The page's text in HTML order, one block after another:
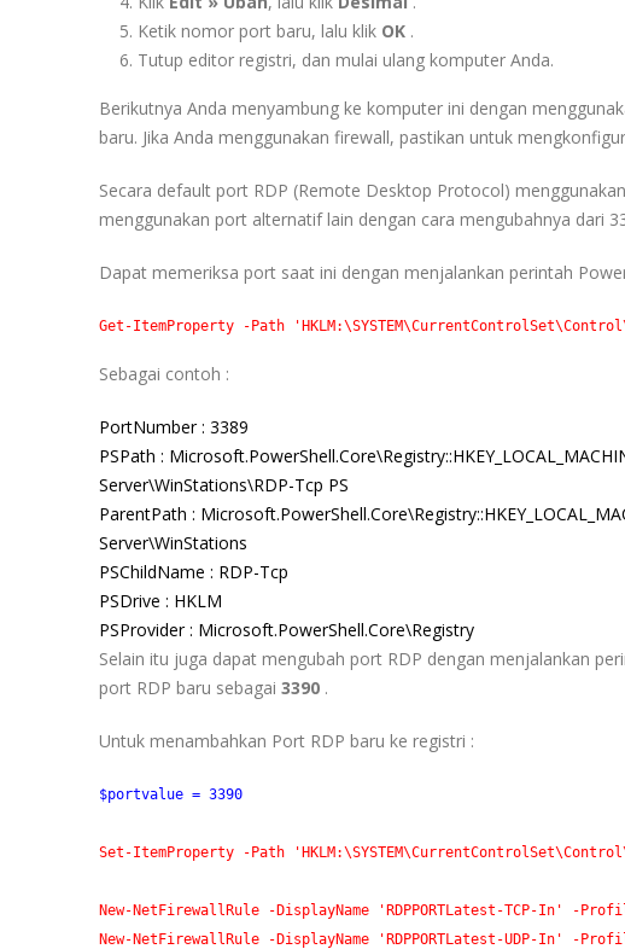
Ketik nomor port baru, lalu klik OK .
Tutup editor registri, dan mulai ulang komputer Anda.
Berikutnya Anda menyambung ke komputer ini dengan
baru. Jika Anda menggunakan firewall, pastikan untuk
Secara default port RDP (Remote Desktop Protocol)
menggunakan port alternatif lain dengan cara mengubahnya dari
Dapat memeriksa port saat ini dengan menjalankan perintah
Get-ItemProperty -Path
Sebagai contoh :
PortNumber : 3389
PSPath :
Server\WinStations\RDP-Tcp PS
ParentPath :
Server\WinStations
PSChildName : RDP-Tcp
PSDrive : HKLM
PSProvider : Microsoft.PowerShell.Core\Registry
Selain itu juga dapat mengubah port RDP dengan menjalankan
port RDP baru sebagai 3390 .
Untuk menambahkan Port RDP baru ke registri :
$portvalue = 3390
Set-ItemProperty -Path
New-NetFirewallRule -DisplayName 'RDPPORTLatest-TCP-In' -
New-NetFirewallRule -DisplayName 'RDPPORTLatest-UDP-In' -